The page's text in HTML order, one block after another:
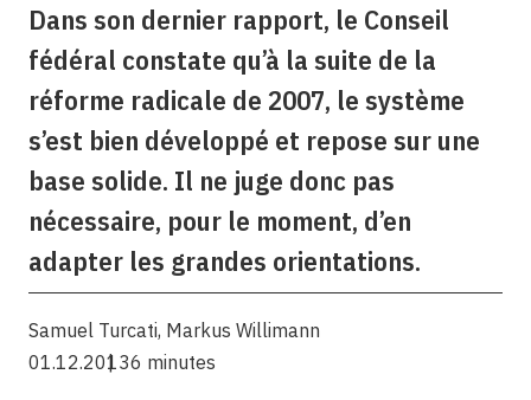
Dans son dernier rapport, le Conseil
fédéral constate qu’à la suite de la
réforme radicale de 2007, le système
s’est bien développé et repose sur une
base solide. Il ne juge donc pas
nécessaire, pour le moment, d’en
adapter les grandes orientations.
Samuel Turcati, Markus Willimann
01.12.20136 minutes